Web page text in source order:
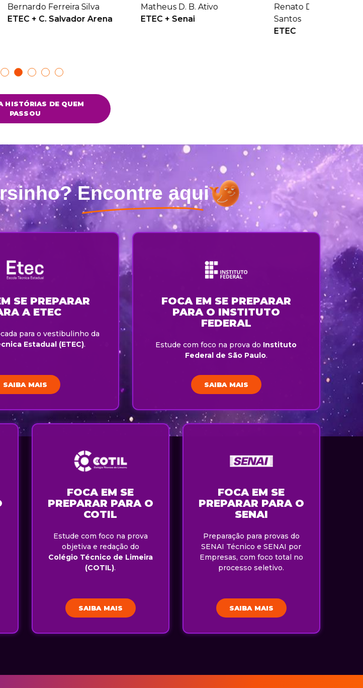
Ferreira Silva
C. Salvador Arena
Matheus D. B. Ativo
ETEC + Senai
Renato D'Adderio Paiva dos
HISTÓRIAS DE QUEM
PASSOU
Encontre aqui
SE PREPARAR
A ETEC
para o vestibulinho da
Estadual (ETEC).
SAIBA MAIS
FOCA EM SE PREPARAR
PARA O INSTITUTO
FEDERAL
Estude com foco na prova do Instituto
Federal de São Paulo.
SAIBA MAIS
FOCA EM SE
PREPARAR PARA O
COTIL
Estude com foco na prova
objetiva e redação do
Colégio Técnico de Limeira
(COTIL).
SAIBA MAIS
FOCA EM SE
PREPARAR PARA O
SENAI
Preparação para provas do
SENAI Técnico e SENAI por
Empresas, com foco total no
processo seletivo.
SAIBA MAIS